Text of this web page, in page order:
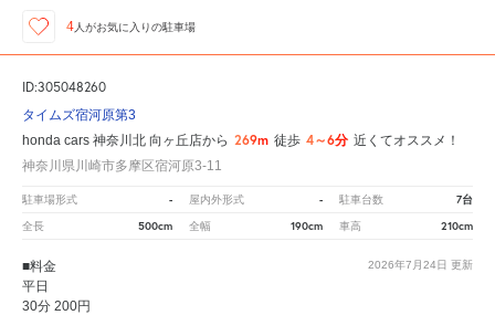
4 人がお気に入りの駐車場
ID:305048260
タイムズ宿河原第3
honda cars 神奈川北 向ヶ丘店から 269m 徒歩 4～6分 近くてオススメ！
神奈川県川崎市多摩区宿河原3-11
駐車場形式 - 屋内外形式 - 駐車台数 7台
全長 500cm 全幅 190cm 車高 210cm
2026年7月24日 更新
■料金
平日
30分 200円